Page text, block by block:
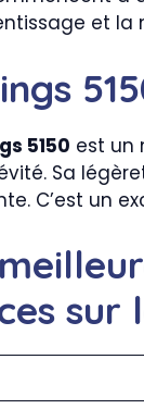
et la
5150 est un
Sa
C’est un
sur